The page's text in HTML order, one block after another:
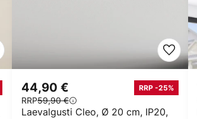
Laevalgusti Cleo, Ø 20 cm, IP20,
44,90 € RRP -25%
RRP59,90 €